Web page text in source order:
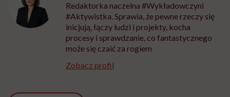
Redaktorka naczelna #Wykładowczyni
#Aktywistka. Sprawia, że pewne rzeczy się
inicjują, łączy ludzi i projekty, kocha
procesy i sprawdzanie, co fantastycznego
może się czaić za rogiem
Zobacz profil